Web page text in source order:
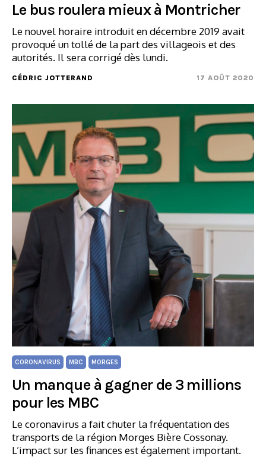
Le bus roulera mieux à Montricher
Le nouvel horaire introduit en décembre 2019 avait
provoqué un tollé de la part des villageois et des
autorités. Il sera corrigé dès lundi.
CÉDRIC JOTTERAND 17 AOÛT 2020
CORONAVIRUS MBC MORGES
Un manque à gagner de 3 millions
pour les MBC
Le coronavirus a fait chuter la fréquentation des
transports de la région Morges Bière Cossonay.
L’impact sur les finances est également important.